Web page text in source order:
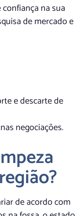
na sua
de mercado e
e descarte de
negociações.
de acordo com